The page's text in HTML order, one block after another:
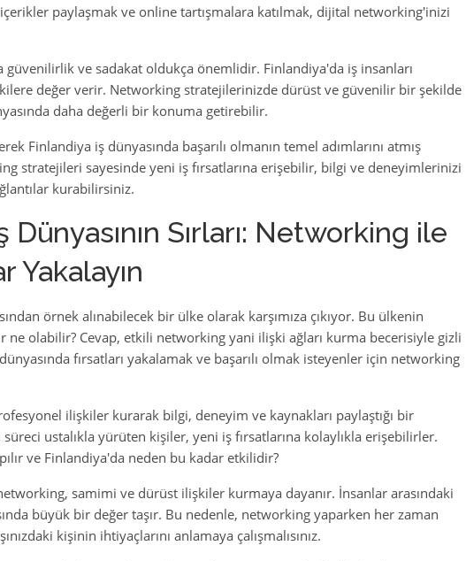
paylaşmak ve online tartışmalara katılmak, dijital networking'inizi
güvenilirlik ve sadakat oldukça önemlidir. Finlandiya'da iş insanları
değer verir. Networking stratejilerinizde dürüst ve güvenilir bir şekilde
daha değerli bir konuma getirebilir.
Finlandiya iş dünyasında başarılı olmanın temel adımlarını atmış
stratejileri sayesinde yeni iş fırsatlarına erişebilir, bilgi ve deneyimlerinizi
kurabilirsiniz.
Dünyasının Sırları: Networking ile
Yakalayın
örnek alınabilecek bir ülke olarak karşımıza çıkıyor. Bu ülkenin
ne olabilir? Cevap, etkili networking yani ilişki ağları kurma becerisiyle gizli
fırsatları yakalamak ve başarılı olmak isteyenler için networking
ilişkiler kurarak bilgi, deneyim ve kaynakları paylaştığı bir
ustalıkla yürüten kişiler, yeni iş fırsatlarına kolaylıkla erişebilirler.
ve Finlandiya'da neden bu kadar etkilidir?
samimi ve dürüst ilişkiler kurmaya dayanır. İnsanlar arasındaki
büyük bir değer taşır. Bu nedenle, networking yaparken her zaman
kişinin ihtiyaçlarını anlamaya çalışmalısınız.